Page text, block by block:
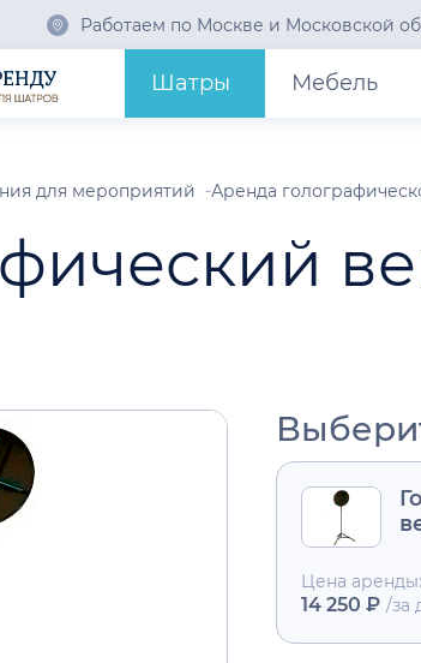
Работаем по Москве и Московской
Шатры Мебель
для мероприятий Аренда
Цена аренды:
14 250 ₽ /за